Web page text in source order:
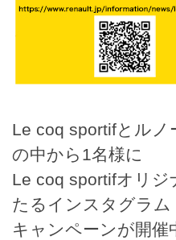
Le coq sportifとル
の中から1名様に
Le coq sportifオリジ
たるインスタグラム
キャンペーンが開催